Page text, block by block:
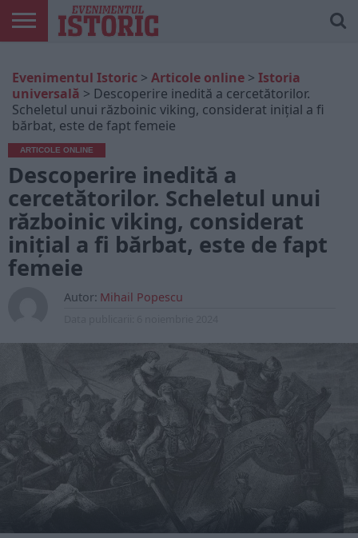
ONLINE
EDIȚII
TIPĂRITE
ISTORIC
PLAY
CONTUL
MEU
Evenimentul Istoric > Articole online > Istoria
universală > Descoperire inedită a cercetătorilor.
Scheletul unui războinic viking, considerat inițial a fi
bărbat, este de fapt femeie
ARTICOLE ONLINE
Descoperire inedită a
cercetătorilor. Scheletul unui
războinic viking, considerat
inițial a fi bărbat, este de fapt
femeie
Autor: Mihail Popescu